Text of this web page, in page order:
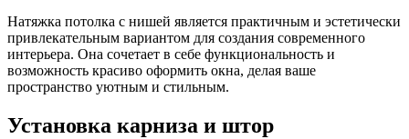
Натяжка потолка с нишей является практичным и эстетически
привлекательным вариантом для создания современного
интерьера. Она сочетает в себе функциональность и
возможность красиво оформить окна, делая ваше
пространство уютным и стильным.
Установка карниза и штор